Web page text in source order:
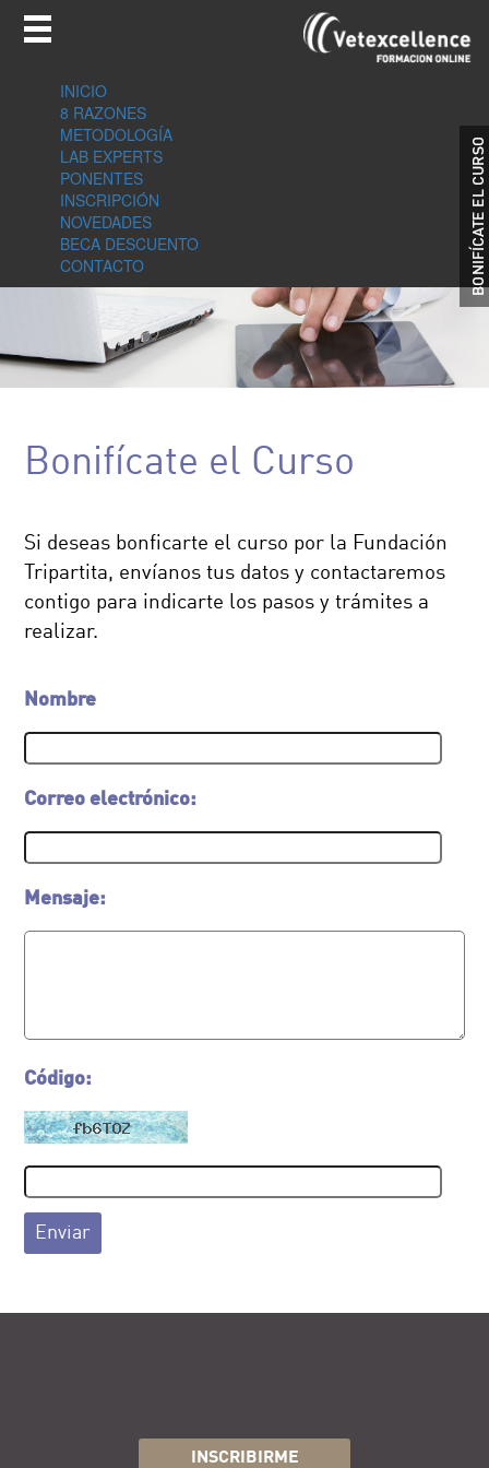
INICIO
8 RAZONES
METODOLOGÍA
LAB EXPERTS
PONENTES
INSCRIPCIÓN
NOVEDADES
BECA DESCUENTO
CONTACTO
Bonifícate el Curso
Si deseas bonficarte el curso por la Fundación
Tripartita, envíanos tus datos y contactaremos
contigo para indicarte los pasos y trámites a
realizar.
Nombre
Correo electrónico:
Mensaje:
Código:
Enviar
INSCRIBIRME